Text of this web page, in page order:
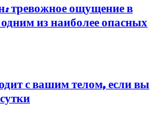
тревожное ощущение в
одним из наиболее опасных
с вашим телом, если вы